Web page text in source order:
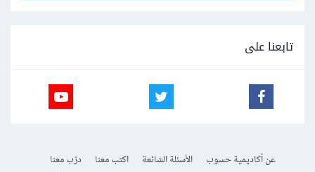
تابعنا على
عن أكاديمية حسوب الأسئلة الشائعة اكتب معنا
درّب معنا